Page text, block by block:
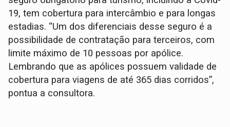
19, tem cobertura para intercâmbio e para longas
estadias. “Um dos diferenciais desse seguro é a
possibilidade de contratação para terceiros, com
limite máximo de 10 pessoas por apólice.
Lembrando que as apólices possuem validade de
cobertura para viagens de até 365 dias corridos”,
pontua a consultora.